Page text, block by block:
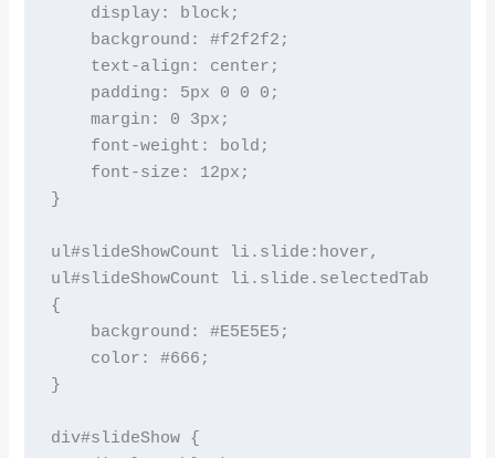
}
ul#slideShowCount li.slide:hover,
ul#slideShowCount li.slide.selectedTab
{
}
div#slideShow {